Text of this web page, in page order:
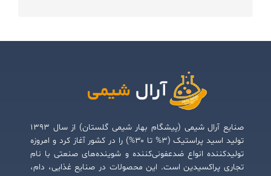
صنایع آرال شیمی (پیشگام بهار شیمی گلستان) از سال ۱۳۹۳
تولید اسید پراستیک (۳% تا ۳۰%) را در کشور آغاز کرد و امروزه
تولیدکننده انواع ضدعفونی‌کننده و شوینده‌های صنعتی با نام
تجاری پراکسیدین است. این محصولات در صنایع غذایی، دام،